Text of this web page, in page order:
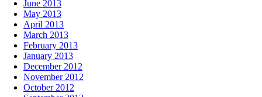
June 2013
May 2013
April 2013
March 2013
February 2013
January 2013
December 2012
November 2012
October 2012